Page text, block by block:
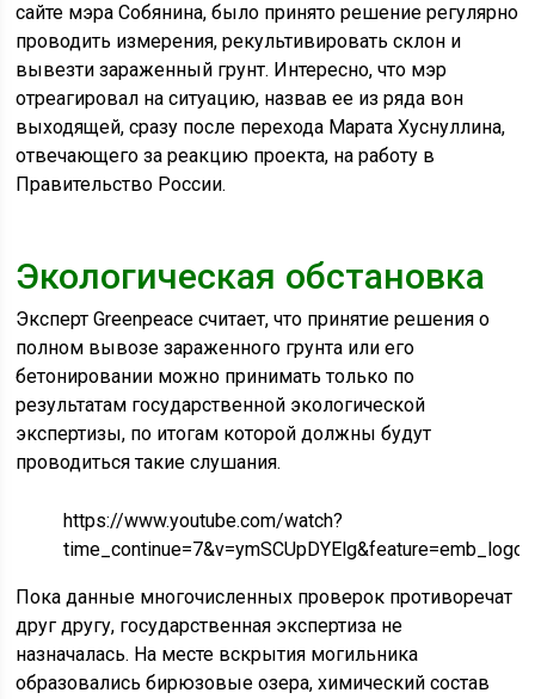
сайте мэра Собянина, было принято решение регулярно
проводить измерения, рекультивировать склон и
вывезти зараженный грунт. Интересно, что мэр
отреагировал на ситуацию, назвав ее из ряда вон
выходящей, сразу после перехода Марата Хуснуллина,
отвечающего за реакцию проекта, на работу в
Правительство России.
Экологическая обстановка
Эксперт Greenpeace считает, что принятие решения о
полном вывозе зараженного грунта или его
бетонировании можно принимать только по
результатам государственной экологической
экспертизы, по итогам которой должны будут
проводиться такие слушания.
https://www.youtube.com/watch?
time_continue=7&v=ymSCUpDYElg&feature=emb_logo
Пока данные многочисленных проверок противоречат
друг другу, государственная экспертиза не
назначалась. На месте вскрытия могильника
образовались бирюзовые озера, химический состав